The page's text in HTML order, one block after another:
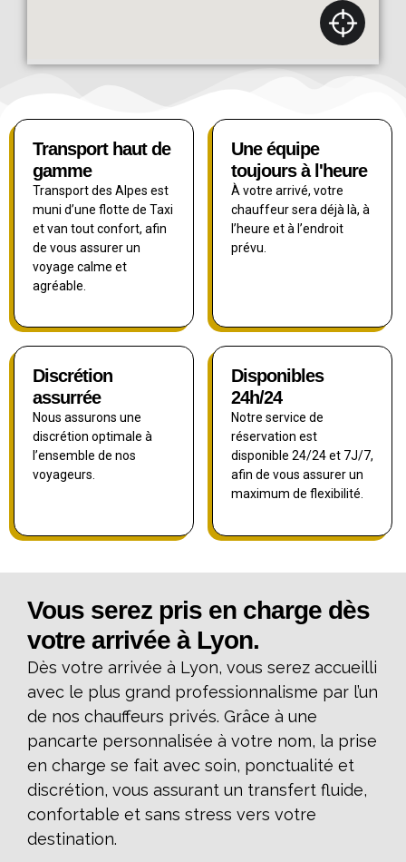
Transport haut de
gamme
Transport des Alpes est
muni d’une flotte de Taxi
et van tout confort, afin
de vous assurer un
voyage calme et
agréable.
Une équipe
toujours à l'heure
À votre arrivé, votre
chauffeur sera déjà là, à
l’heure et à l’endroit
prévu.
Discrétion
assurrée
Nous assurons une
discrétion optimale à
l’ensemble de nos
voyageurs.
Disponibles
24h/24
Notre service de
réservation est
disponible 24/24 et 7J/7,
afin de vous assurer un
maximum de flexibilité.
Vous serez pris en charge dès
votre arrivée à Lyon.
Dès votre arrivée à Lyon, vous serez accueilli
avec le plus grand professionnalisme par l’un
de nos chauffeurs privés. Grâce à une
pancarte personnalisée à votre nom, la prise
en charge se fait avec soin, ponctualité et
discrétion, vous assurant un transfert fluide,
confortable et sans stress vers votre
destination.